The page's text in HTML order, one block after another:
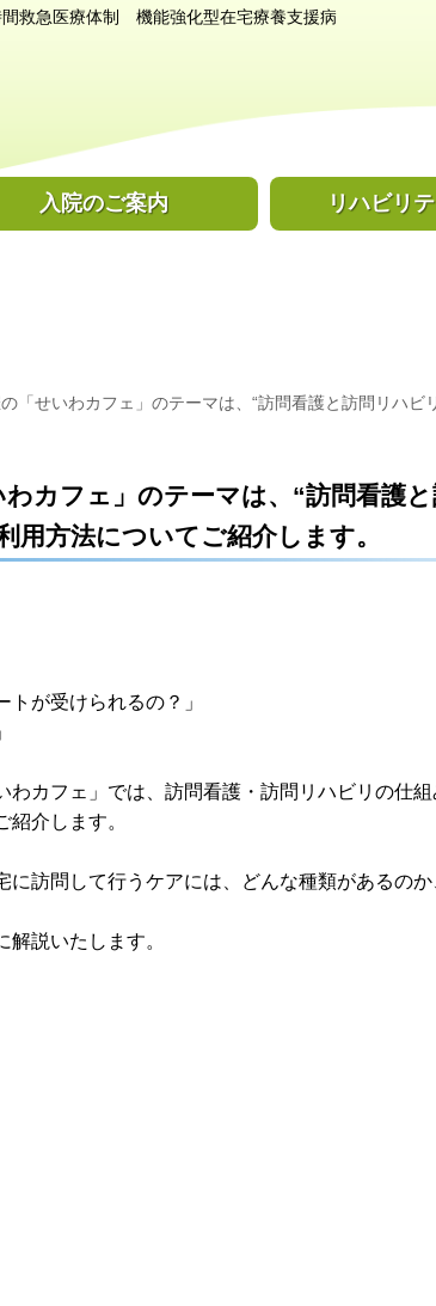
救急医療体制 機能強化型在宅療養支援病
入院のご案内 リハビリ
「せいわカフェ」のテーマは、“訪問看護と訪問リハ
カフェ」のテーマは、“訪問看護
用方法についてご紹介します。
トが受けられるの？」
わカフェ」では、訪問看護・訪問リハビリの仕
介します。
に訪問して行うケアには、どんな種類があるの
説いたします。